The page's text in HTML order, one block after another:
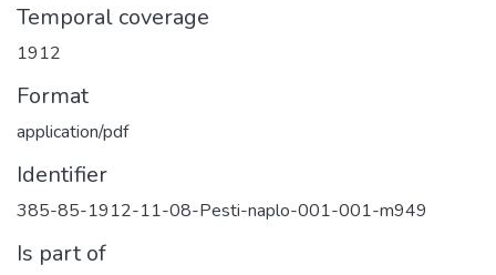
Temporal coverage
1912
Format
application/pdf
Identifier
385-85-1912-11-08-Pesti-naplo-001-001-m949
Is part of